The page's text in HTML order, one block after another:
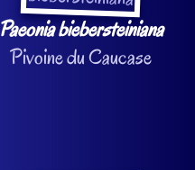
Paeonia biebersteiniana
Pivoine du Caucase